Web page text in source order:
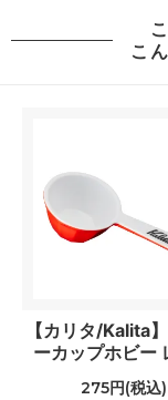
こ
【カリタ/Kalita
ーカップホビー
275円(税込)